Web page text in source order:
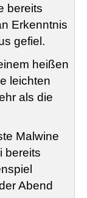
bereits
Erkenntnis
gefiel.
heißen
leichten
als die
Malwine
bereits
Abend